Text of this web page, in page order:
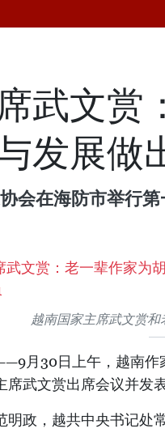
武文赏
发展做
会在海防市举行
越南国家主席武文赏
月30日上午，越南作
席武文赏出席会议并发表
明政，越共中央书记处